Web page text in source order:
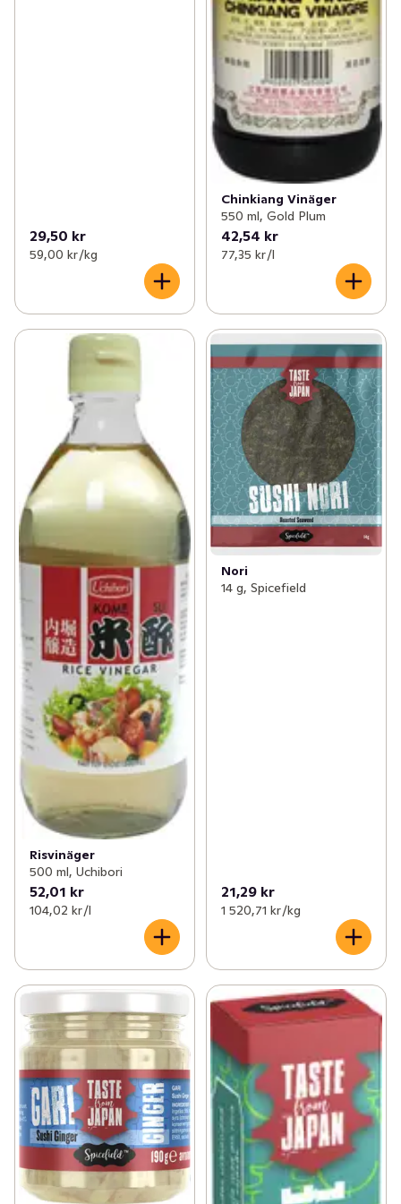
29,50 kr
59,00 kr /kg
Chinkiang Vinäger
550 ml, Gold Plum
42,54 kr
77,35 kr /l
Risvinäger
500 ml, Uchibori
52,01 kr
104,02 kr /l
Nori
14 g, Spicefield
21,29 kr
1 520,71 kr /kg